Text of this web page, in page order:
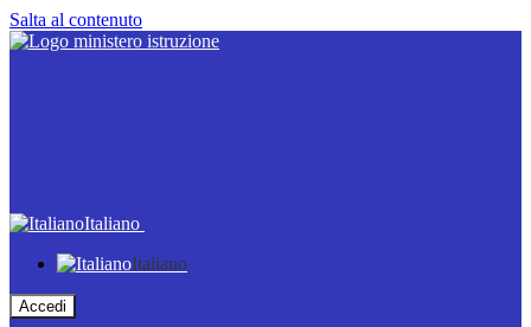
Salta al contenuto
Italiano
Italiano
Accedi